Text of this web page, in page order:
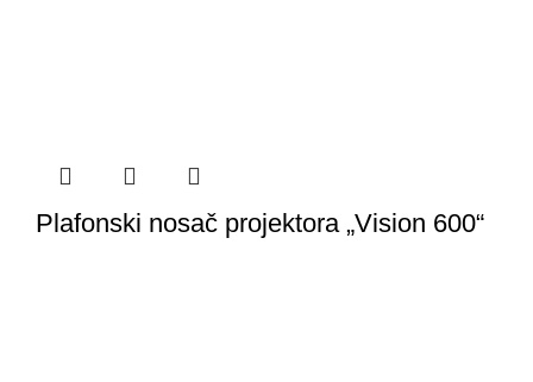
Plafonski nosač projektora „Vision 600“